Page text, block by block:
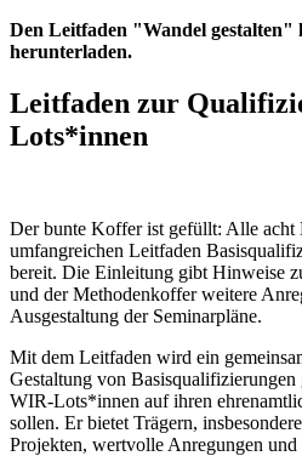
Den Leitfaden "Wandel gestalten"
herunterladen.
Leitfaden zur
Lots*innen
Der bunte Koffer ist gefüllt: Alle acht
umfangreichen Leitfaden
bereit. Die Einleitung gibt Hinweise
und der Methodenkoffer weitere
Ausgestaltung der Seminarpläne.
Mit dem Leitfaden wird ein
Gestaltung von Basisqualifizierungen
WIR-Lots*innen auf ihren
sollen. Er bietet Trägern,
Projekten, wertvolle Anregungen